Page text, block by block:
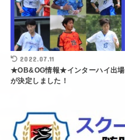
2022.07.11
★OB&OG情報★インターハイ出場
が決定しました！